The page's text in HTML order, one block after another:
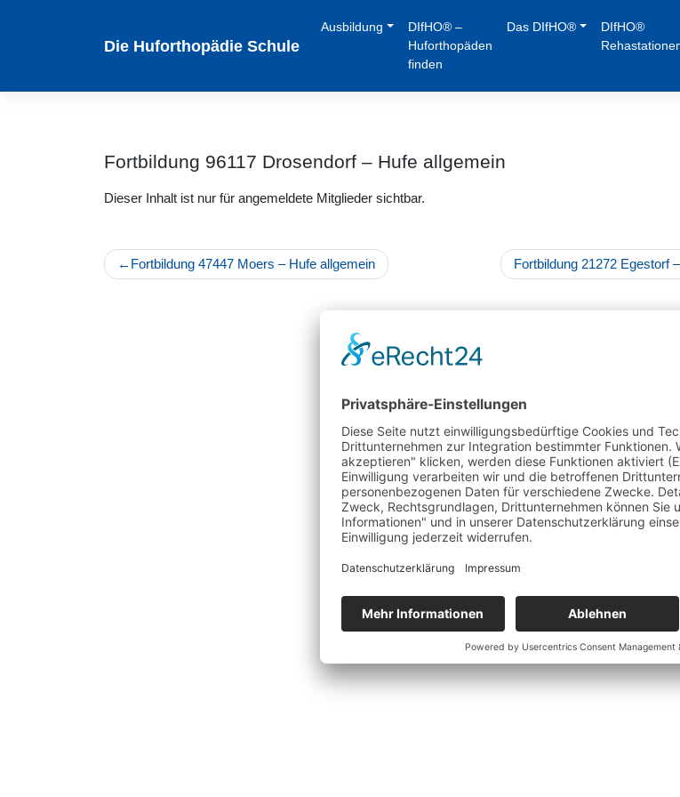
Die Huforthopädie Schule
Ausbildung
DIfHO® –
Huforthopäden
finden
Das DIfHO®
DIfHO®
Fortbildung 96117 Drosendorf – Hufe allgemein
Dieser Inhalt ist nur für angemeldete Mitglieder sichtbar.
Beitragsnavigation
Fortbildung 47447 Moers – Hufe allgemein Fortbildung 21272 Egestorf